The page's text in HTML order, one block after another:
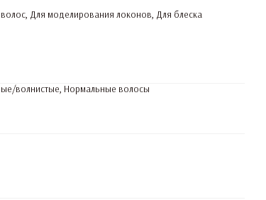
Для моделирования локонов, Для блеска
волнистые, Нормальные волосы